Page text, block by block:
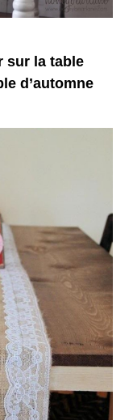
sur la table
d’automne